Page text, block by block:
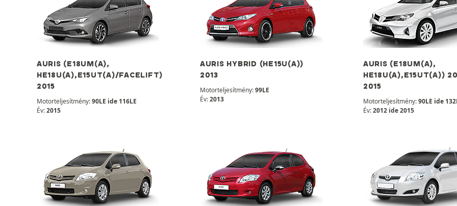
AURIS (E18UM(A),
HE18U(A),E15UT(A)/FACELIFT)
2015
Motorteljesítmény:90LE ide 116LE
Év:2015
AURIS HYBRID (HE15U(A))
2013
Motorteljesítmény:99LE
Év:2013
AURIS (E18UM(A),
HE18U(A),E15UT(A))
2015
Motorteljesítmény:90LE ide
Év:2012 ide 2015